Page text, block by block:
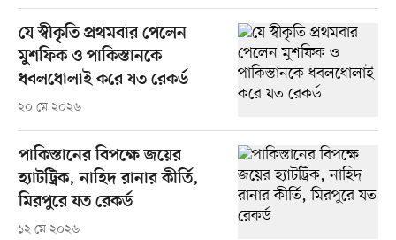
যে স্বীকৃতি প্রথমবার পেলেন
মুশফিক ও পাকিস্তানকে
ধবলধোলাই করে যত রেকর্ড
২০ মে ২০২৬
পাকিস্তানের বিপক্ষে জয়ের
হ্যাটট্রিক, নাহিদ রানার কীর্তি,
মিরপুরে যত রেকর্ড
১২ মে ২০২৬